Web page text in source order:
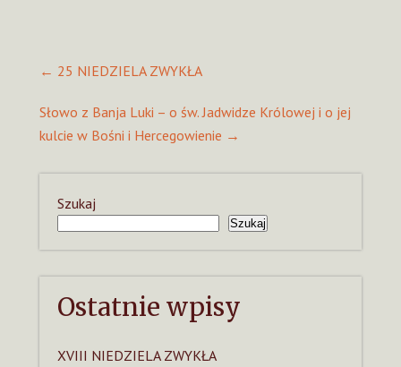
navigation
← 25 NIEDZIELA ZWYKŁA
Słowo z Banja Luki – o św. Jadwidze Królowej i o jej
kulcie w Bośni i Hercegowienie →
Szukaj
Szukaj
Ostatnie wpisy
XVIII NIEDZIELA ZWYKŁA